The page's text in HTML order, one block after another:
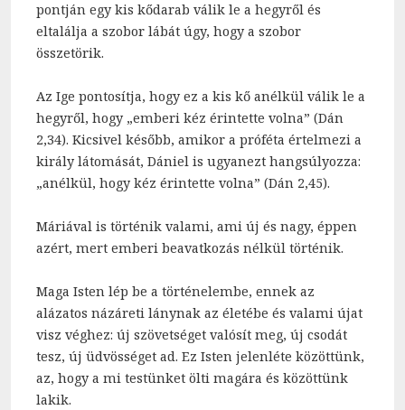
pontján egy kis kődarab válik le a hegyről és
eltalálja a szobor lábát úgy, hogy a szobor
összetörik.
Az Ige pontosítja, hogy ez a kis kő anélkül válik le a
hegyről, hogy „emberi kéz érintette volna” (Dán
2,34). Kicsivel később, amikor a próféta értelmezi a
király látomását, Dániel is ugyanezt hangsúlyozza:
„anélkül, hogy kéz érintette volna” (Dán 2,45).
Máriával is történik valami, ami új és nagy, éppen
azért, mert emberi beavatkozás nélkül történik.
Maga Isten lép be a történelembe, ennek az
alázatos názáreti lánynak az életébe és valami újat
visz véghez: új szövetséget valósít meg, új csodát
tesz, új üdvösséget ad. Ez Isten jelenléte közöttünk,
az, hogy a mi testünket ölti magára és közöttünk
lakik.